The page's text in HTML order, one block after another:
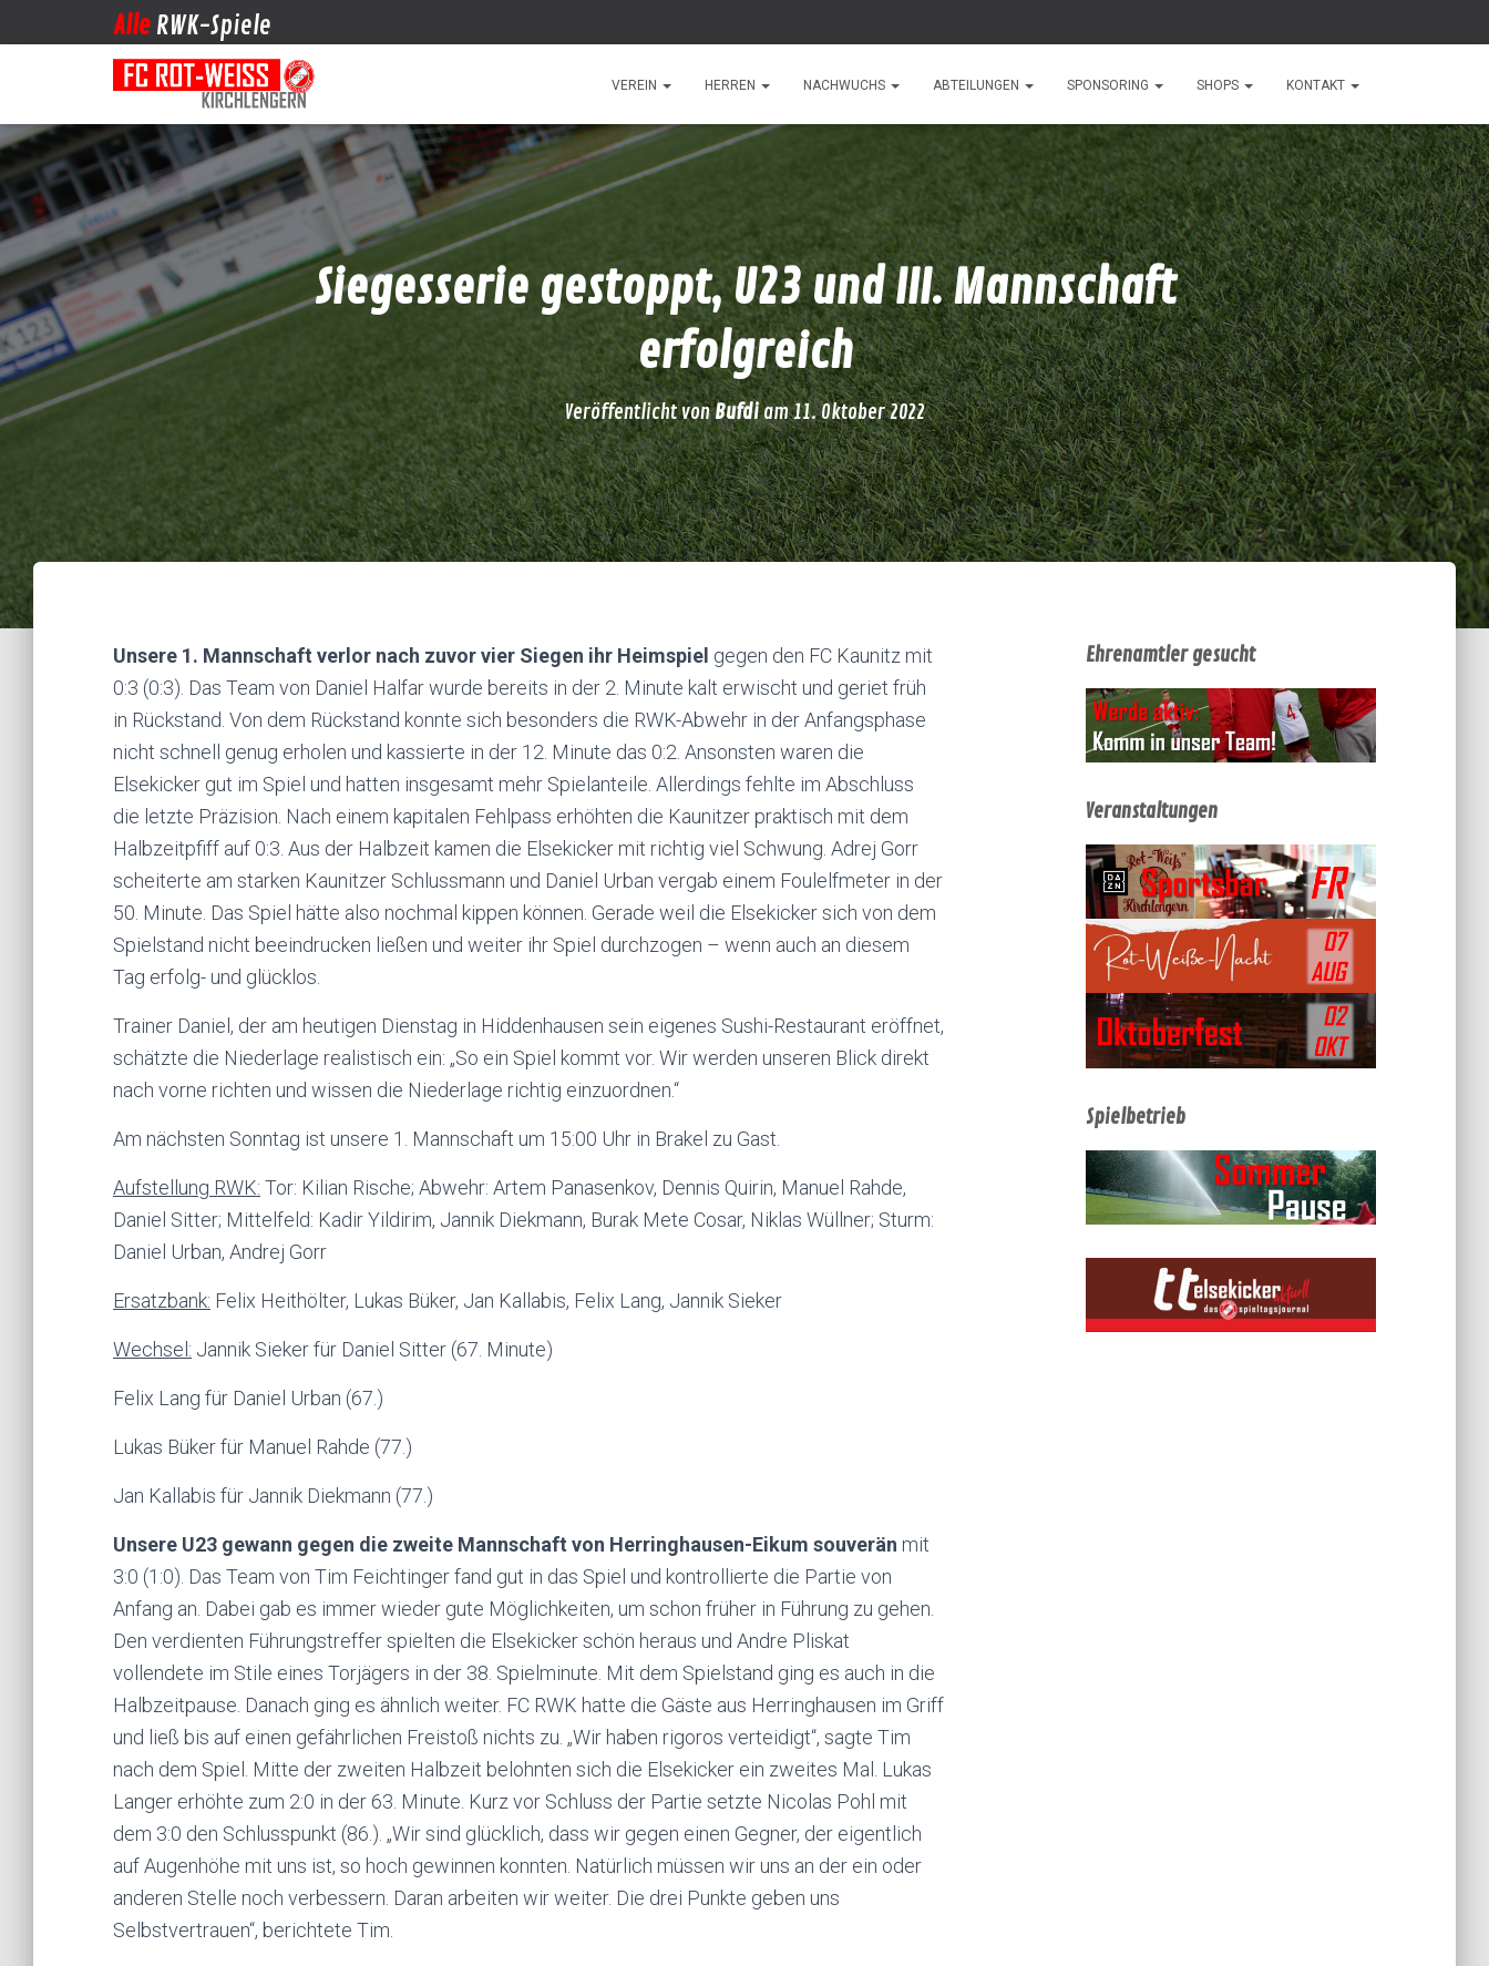
Alle RWK-Spiele
VEREIN HERREN NACHWUCHS ABTEILUNGEN SPONSORING SHOPS KONTAKT
Siegesserie gestoppt, U23 und III. Mannschaft
erfolgreich
Veröffentlicht vonBufdiam11. Oktober 2022
Unsere 1. Mannschaft verlor nach zuvor vier Siegen ihr Heimspiel gegen den FC Kaunitz mit
0:3 (0:3). Das Team von Daniel Halfar wurde bereits in der 2. Minute kalt erwischt und geriet früh
in Rückstand. Von dem Rückstand konnte sich besonders die RWK-Abwehr in der Anfangsphase
nicht schnell genug erholen und kassierte in der 12. Minute das 0:2. Ansonsten waren die
Elsekicker gut im Spiel und hatten insgesamt mehr Spielanteile. Allerdings fehlte im Abschluss
die letzte Präzision. Nach einem kapitalen Fehlpass erhöhten die Kaunitzer praktisch mit dem
Halbzeitpfiff auf 0:3. Aus der Halbzeit kamen die Elsekicker mit richtig viel Schwung. Adrej Gorr
scheiterte am starken Kaunitzer Schlussmann und Daniel Urban vergab einem Foulelfmeter in der
50. Minute. Das Spiel hätte also nochmal kippen können. Gerade weil die Elsekicker sich von dem
Spielstand nicht beeindrucken ließen und weiter ihr Spiel durchzogen – wenn auch an diesem
Tag erfolg- und glücklos.
Trainer Daniel, der am heutigen Dienstag in Hiddenhausen sein eigenes Sushi-Restaurant eröffnet,
schätzte die Niederlage realistisch ein: „So ein Spiel kommt vor. Wir werden unseren Blick direkt
nach vorne richten und wissen die Niederlage richtig einzuordnen.“
Am nächsten Sonntag ist unsere 1. Mannschaft um 15:00 Uhr in Brakel zu Gast.
Aufstellung RWK: Tor: Kilian Rische; Abwehr: Artem Panasenkov, Dennis Quirin, Manuel Rahde,
Daniel Sitter; Mittelfeld: Kadir Yildirim, Jannik Diekmann, Burak Mete Cosar, Niklas Wüllner; Sturm:
Daniel Urban, Andrej Gorr
Ersatzbank: Felix Heithölter, Lukas Büker, Jan Kallabis, Felix Lang, Jannik Sieker
Wechsel: Jannik Sieker für Daniel Sitter (67. Minute)
Felix Lang für Daniel Urban (67.)
Lukas Büker für Manuel Rahde (77.)
Jan Kallabis für Jannik Diekmann (77.)
Unsere U23 gewann gegen die zweite Mannschaft von Herringhausen-Eikum souverän mit
3:0 (1:0). Das Team von Tim Feichtinger fand gut in das Spiel und kontrollierte die Partie von
Anfang an. Dabei gab es immer wieder gute Möglichkeiten, um schon früher in Führung zu gehen.
Den verdienten Führungstreffer spielten die Elsekicker schön heraus und Andre Pliskat
vollendete im Stile eines Torjägers in der 38. Spielminute. Mit dem Spielstand ging es auch in die
Halbzeitpause. Danach ging es ähnlich weiter. FC RWK hatte die Gäste aus Herringhausen im Griff
und ließ bis auf einen gefährlichen Freistoß nichts zu. „Wir haben rigoros verteidigt“, sagte Tim
nach dem Spiel. Mitte der zweiten Halbzeit belohnten sich die Elsekicker ein zweites Mal. Lukas
Langer erhöhte zum 2:0 in der 63. Minute. Kurz vor Schluss der Partie setzte Nicolas Pohl mit
dem 3:0 den Schlusspunkt (86.). „Wir sind glücklich, dass wir gegen einen Gegner, der eigentlich
auf Augenhöhe mit uns ist, so hoch gewinnen konnten. Natürlich müssen wir uns an der ein oder
anderen Stelle noch verbessern. Daran arbeiten wir weiter. Die drei Punkte geben uns
Selbstvertrauen“, berichtete Tim.
Ehrenamtler gesucht
Veranstaltungen
Spielbetrieb